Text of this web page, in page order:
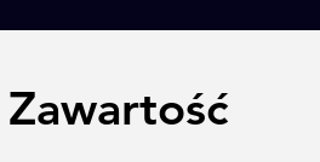
Zawartość